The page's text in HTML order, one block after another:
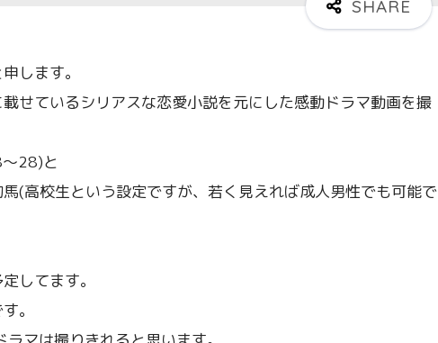
します。
せているシリアスな恋愛小説を元にした感動ドラマ動画を撮
28)と
(高校生という設定ですが、若く見えれば成人男性でも可能で
してます。
。